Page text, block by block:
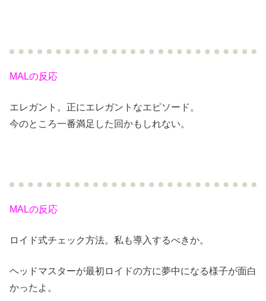
MALの反応
エレガント。正にエレガントなエピソード。
今のところ一番満足した回かもしれない。
MALの反応
ロイド式チェック方法。私も導入するべきか。
ヘッドマスターが最初ロイドの方に夢中になる様子が面白
かったよ。